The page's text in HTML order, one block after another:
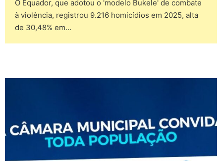
O Equador, que adotou o 'modelo Bukele' de combate
à violência, registrou 9.216 homicídios em 2025, alta
de 30,48% em…